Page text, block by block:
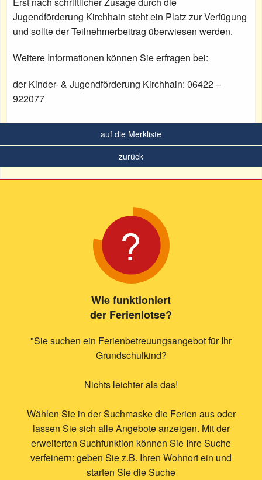
Jugendförderung Kirchhain steht ein Platz zur Verfügung
und sollte der Teilnehmerbeitrag überwiesen werden.
Weitere Informationen können Sie erfragen bei:
der Kinder- & Jugendförderung Kirchhain: 06422 –
922077
auf die Merkliste
zurück
Wie funktioniert
der Ferienlotse?
"Sie suchen ein Ferienbetreuungsangebot für Ihr
Grundschulkind?
Nichts leichter als das!
Wählen Sie in der Suchmaske die Ferien aus oder
lassen Sie sich alle Angebote anzeigen. Mit der
erweiterten Suchfunktion können Sie Ihre Suche
verfeinern: geben Sie z.B. Ihren Wohnort ein und
starten Sie die Suche